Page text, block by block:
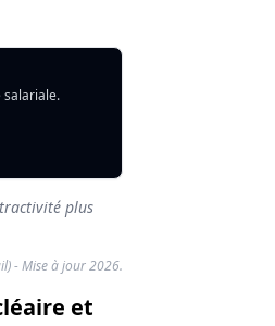
salariale.
plus
- Mise à jour 2026.
et